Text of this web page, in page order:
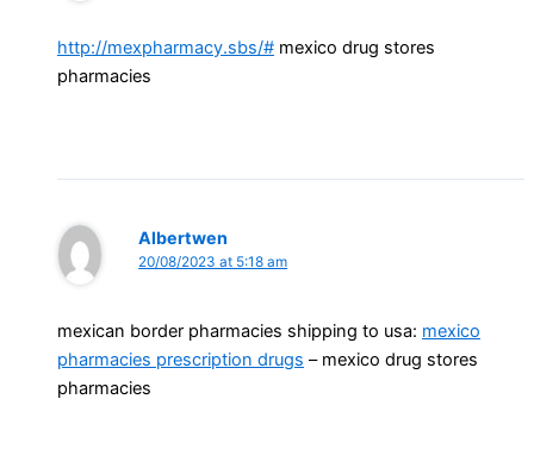
http://mexpharmacy.sbs/# mexico drug stores
pharmacies
Albertwen
20/08/2023 at 5:18 am
mexican border pharmacies shipping to usa: mexico
pharmacies prescription drugs – mexico drug stores
pharmacies